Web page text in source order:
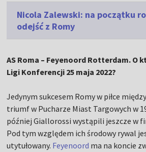
Nicola Zalewski: na początku
odejść z Romy
AS Roma – Feyenoord Rotterdam. O
Ligi Konferencji 25 maja 2022?
Jedynym sukcesem Romy w piłce
triumf w Pucharze Miast Targowych w
później Giallorossi wystąpili jeszcze w
Pod tym względem ich środowy rywal
utytułowany. Feyenoord ma na koncie